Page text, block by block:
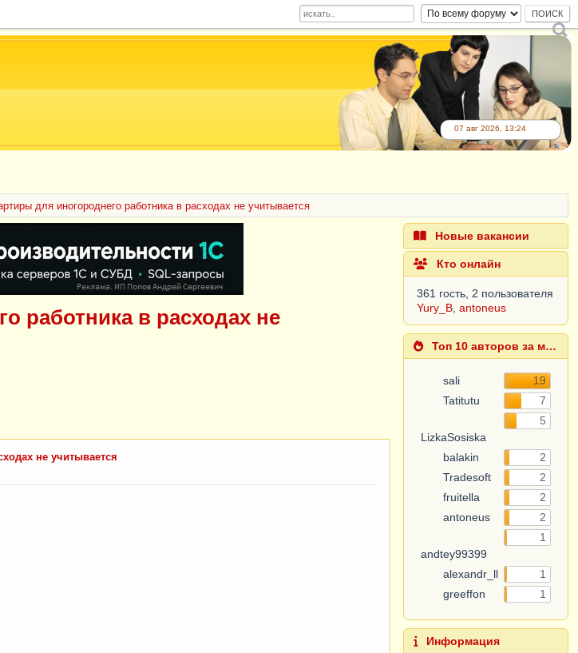
07 авг 2026, 13:24
для иногороднего работника в расходах не учитывается
работника в расходах не
не учитывается
Новые вакансии
Кто онлайн
361 гость, 2 пользователя
Yury_B ,antoneus
Топ 10 авторов за месяц
sali
19
Tatitutu
7
LizkaSosiska
5
balakin
2
Tradesoft
2
fruitella
2
antoneus
2
andtey99399
1
alexandr_ll
1
greeffon
1
Информация